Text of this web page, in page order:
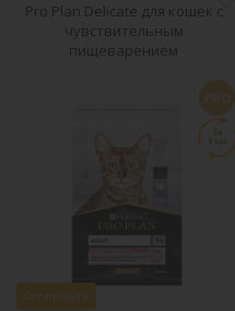
Pro Plan Delicate для кошек с
чувствительным
пищеварением
Хит продаж